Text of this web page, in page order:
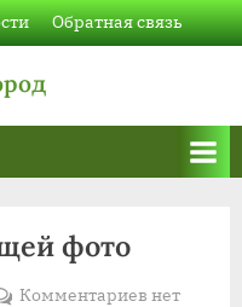
Обратная связь
фото
Комментариевкнет